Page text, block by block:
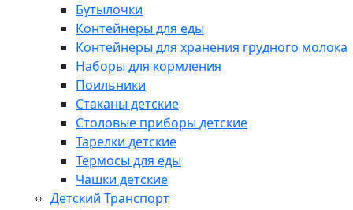
Бутылочки
Контейнеры для еды
Контейнеры для хранения грудного молока
Наборы для кормления
Поильники
Стаканы детские
Столовые приборы детские
Тарелки детские
Термосы для еды
Чашки детские
Детский Транспорт